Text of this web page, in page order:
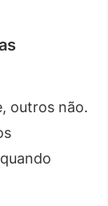
outros não.